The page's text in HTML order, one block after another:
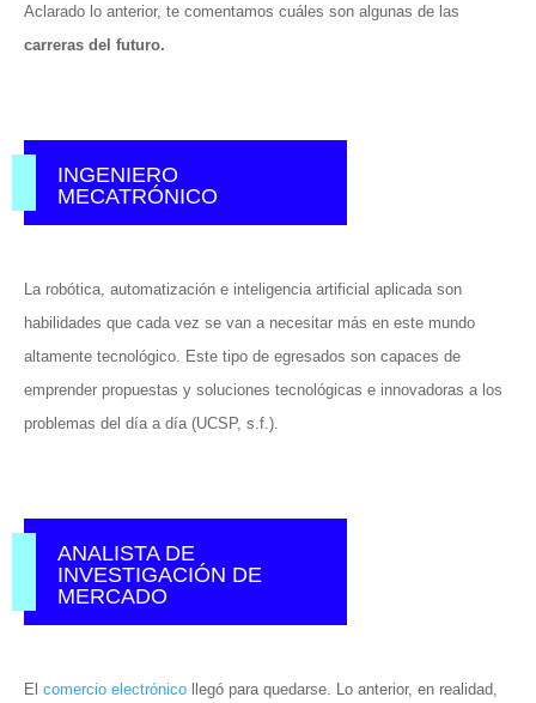
Aclarado lo anterior, te comentamos cuáles son algunas de las
carreras del futuro.
INGENIERO
MECATRÓNICO
La robótica, automatización e inteligencia artificial aplicada son
habilidades que cada vez se van a necesitar más en este mundo
altamente tecnológico. Este tipo de egresados son capaces de
emprender propuestas y soluciones tecnológicas e innovadoras a los
problemas del día a día (UCSP, s.f.).
ANALISTA DE
INVESTIGACIÓN DE
MERCADO
El comercio electrónico llegó para quedarse. Lo anterior, en realidad,